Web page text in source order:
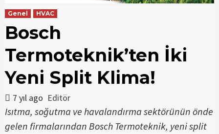
Genel HVAC
Bosch
Termoteknik’ten İki
Yeni Split Klima!
7 yıl ago Editör
Isıtma, soğutma ve havalandırma sektörünün önde
gelen firmalarından Bosch Termoteknik, yeni split